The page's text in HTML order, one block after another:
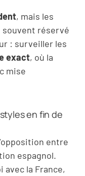
, mais les
souvent réservé
: surveiller les
exact, où la
mise
en fin de
entre
espagnol.
avec la France,